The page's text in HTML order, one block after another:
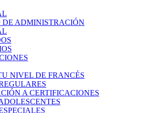
DE ADMINISTRACIÓN
NIVEL DE FRANCÉS
A CERTIFICACIONES